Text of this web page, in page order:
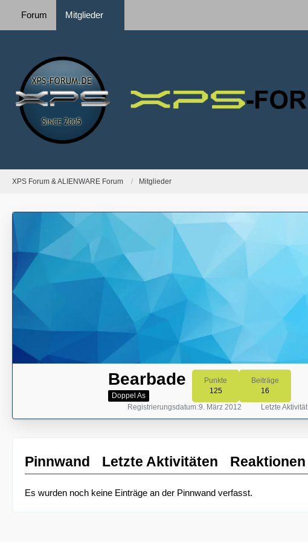
Forum Mitglieder
XPS Forum & ALIENWARE Forum Mitglieder
Bearbade
Doppel As
Punkte
125
Beiträge
16
Registrierungsdatum 9. März 2012 Letzte Aktivität
Pinnwand Letzte Aktivitäten Reaktionen
Es wurden noch keine Einträge an der Pinnwand verfasst.